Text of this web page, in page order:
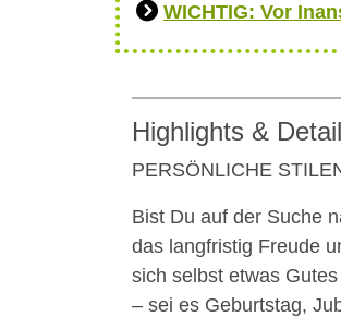
WICHTIG: Vor
Highlights &
PERSÖNLICHE
Bist Du auf der Suche
das langfristig Freude
sich selbst etwas
– sei es Geburtstag,